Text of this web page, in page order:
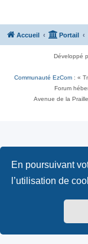
En poursuivant
l’utilisation de
Accueil Portail
Développé
Communauté EzCom : «
Forum
Avenue de la